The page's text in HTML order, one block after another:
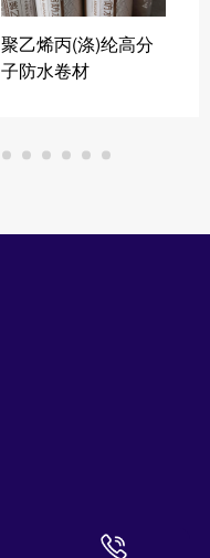
聚乙烯丙(涤)纶高分
子防水卷材